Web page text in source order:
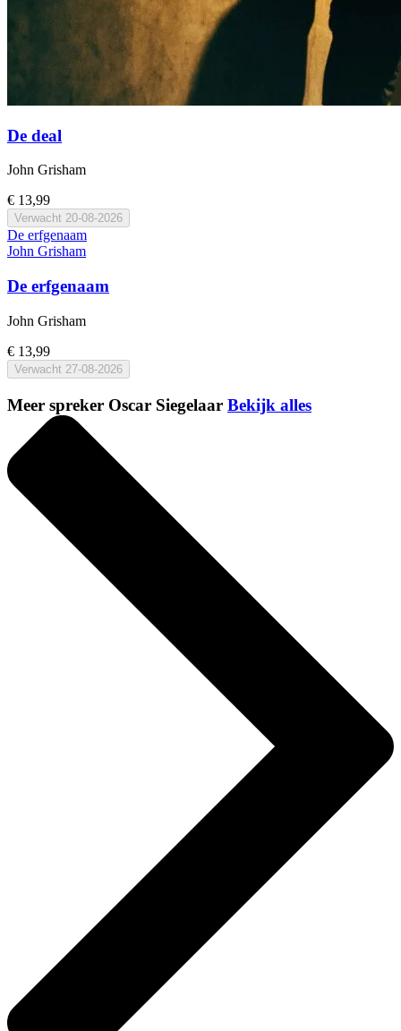
De deal
John Grisham
€ 13,99
Verwacht 20-08-2026
De erfgenaam
John Grisham
De erfgenaam
John Grisham
€ 13,99
Verwacht 27-08-2026
Meer spreker Oscar Siegelaar Bekijk alles